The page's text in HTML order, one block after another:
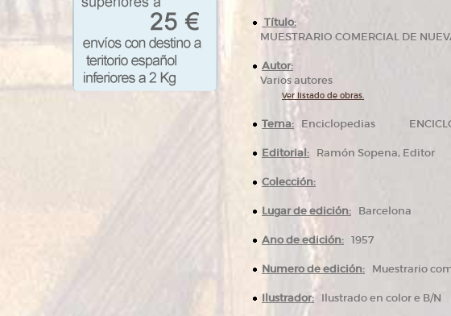
Título:
MUESTRARIO COMERCIAL DE
Autor:
Varios autores
Ver listado de obras.
Tema: Enciclopedias
Editorial: Ramón Sopena, Editor
Colección:
Lugar de edición: Barcelona
Ano de edición: 1957
Numero de edición: Muestrario
Ilustrador: Ilustrado en color e B/N